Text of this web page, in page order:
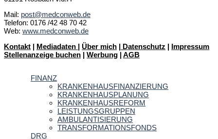
Mail: post@medconweb.de
Telefon: 0176 /42 48 70 42
Web: www.medconweb.de
Kontakt | Mediadaten | Über mich | Datenschutz | Impressum
Stellenanzeige buchen | Werbung | AGB
FINANZ
KRANKENHAUSFINANZIERUNG
KRANKENHAUSPLANUNG
KRANKENHAUSREFORM
LEISTUNGSGRUPPEN
AMBULANTISIERUNG
TRANSFORMATIONSFONDS
DRG